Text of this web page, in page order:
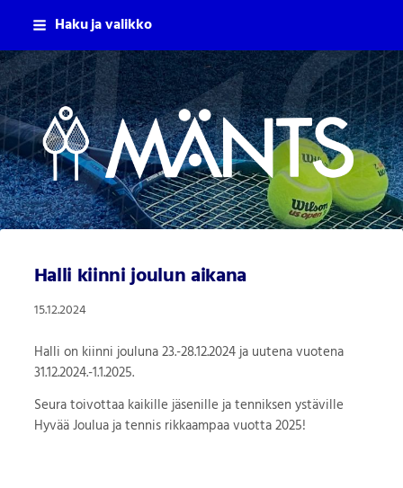
Siirry
sisältöön
Haku ja valikko
Mäntsälän Tennisseura Ry
Halli kiinni joulun aikana
15.12.2024
Halli on kiinni jouluna 23.-28.12.2024 ja uutena vuotena
31.12.2024.-1.1.2025.
Seura toivottaa kaikille jäsenille ja tenniksen ystäville
Hyvää Joulua ja tennis rikkaampaa vuotta 2025!